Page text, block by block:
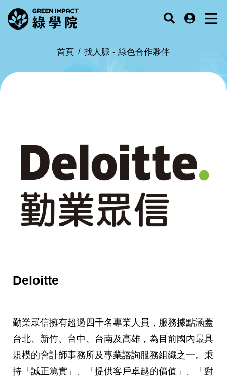
首頁 找人脈 -綠色合作夥伴
Deloitte
勤業眾信擁有超過四千名專業人員，服務據點涵蓋
台北、新竹、台中、台南及高雄，為目前國內最具
規模的會計師事務所及專業諮詢服務組織之一。秉
持「誠正篤實」、「提供客戶卓越的價值」、「對